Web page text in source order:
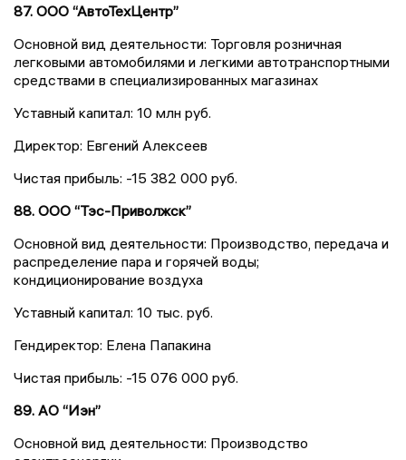
87. ООО “АвтоТехЦентр”
Основной вид деятельности: Торговля розничная
легковыми автомобилями и легкими автотранспортными
средствами в специализированных магазинах
Уставный капитал: 10 млн руб.
Директор: Евгений Алексеев
Чистая прибыль: -15 382 000 руб.
88. ООО “Тэс-Приволжск”
Основной вид деятельности: Производство, передача и
распределение пара и горячей воды;
кондиционирование воздуха
Уставный капитал: 10 тыс. руб.
Гендиректор: Елена Папакина
Чистая прибыль: -15 076 000 руб.
89. АО “Иэн”
Основной вид деятельности: Производство